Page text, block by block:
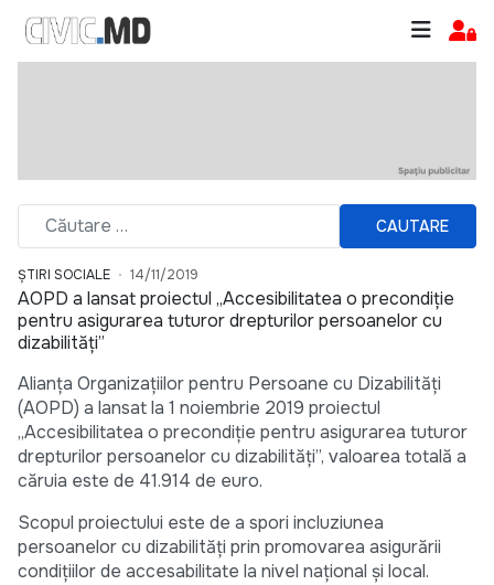
CAUTARE
ȘTIRI SOCIALE 14/11/2019
AOPD a lansat proiectul „Accesibilitatea o precondiție
pentru asigurarea tuturor drepturilor persoanelor cu
dizabilități”
Alianța Organizațiilor pentru Persoane cu Dizabilități
(AOPD) a lansat la 1 noiembrie 2019 proiectul
„Accesibilitatea o precondiție pentru asigurarea tuturor
drepturilor persoanelor cu dizabilități”, valoarea totală a
căruia este de 41.914 de euro.
Scopul proiectului este de a spori incluziunea
persoanelor cu dizabilități prin promovarea asigurării
condițiilor de accesabilitate la nivel național și local.